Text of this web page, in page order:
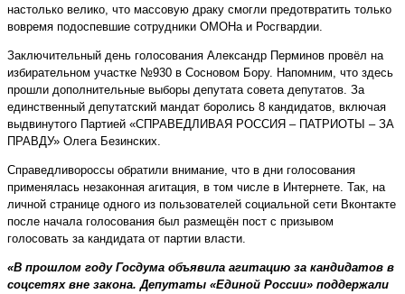
настолько велико, что массовую драку смогли предотвратить только
вовремя подоспевшие сотрудники ОМОНа и Росгвардии.
Заключительный день голосования Александр Перминов провёл на
избирательном участке №930 в Сосновом Бору. Напомним, что здесь
прошли дополнительные выборы депутата совета депутатов. За
единственный депутатский мандат боролись 8 кандидатов, включая
выдвинутого Партией «СПРАВЕДЛИВАЯ РОССИЯ – ПАТРИОТЫ – ЗА
ПРАВДУ» Олега Безинских.
Справедливороссы обратили внимание, что в дни голосования
применялась незаконная агитация, в том числе в Интернете. Так, на
личной странице одного из пользователей социальной сети Вконтакте
после начала голосования был размещён пост с призывом
голосовать за кандидата от партии власти.
«В прошлом году Госдума объявила агитацию за кандидатов в
соцсетях вне закона. Депутаты «Единой России» поддержали